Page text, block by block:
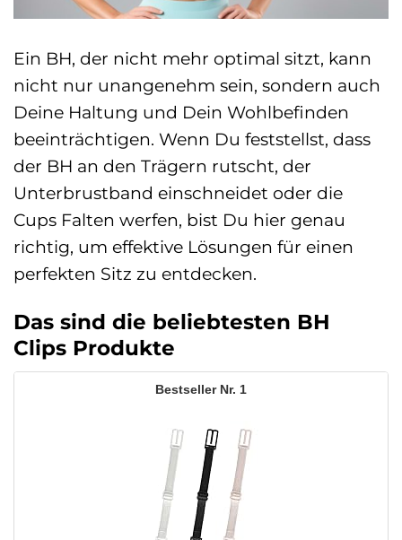
Ein BH, der nicht mehr optimal sitzt, kann
nicht nur unangenehm sein, sondern auch
Deine Haltung und Dein Wohlbefinden
beeinträchtigen. Wenn Du feststellst, dass
der BH an den Trägern rutscht, der
Unterbrustband einschneidet oder die
Cups Falten werfen, bist Du hier genau
richtig, um effektive Lösungen für einen
perfekten Sitz zu entdecken.
Das sind die beliebtesten BH
Clips Produkte
1